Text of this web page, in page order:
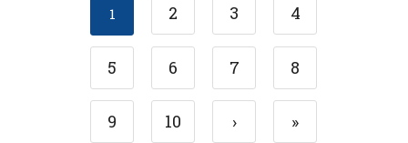
1 2 3 4
5 6 7 8
9 10 › »